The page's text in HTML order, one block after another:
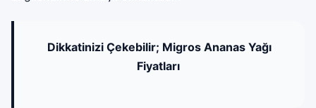
Dikkatinizi Çekebilir; Migros Ananas Yağı
Fiyatları